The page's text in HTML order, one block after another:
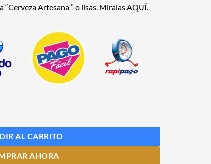
“Cerveza Artesanal” o lisas. Miralas AQUÍ.
AL CARRITO
AHORA